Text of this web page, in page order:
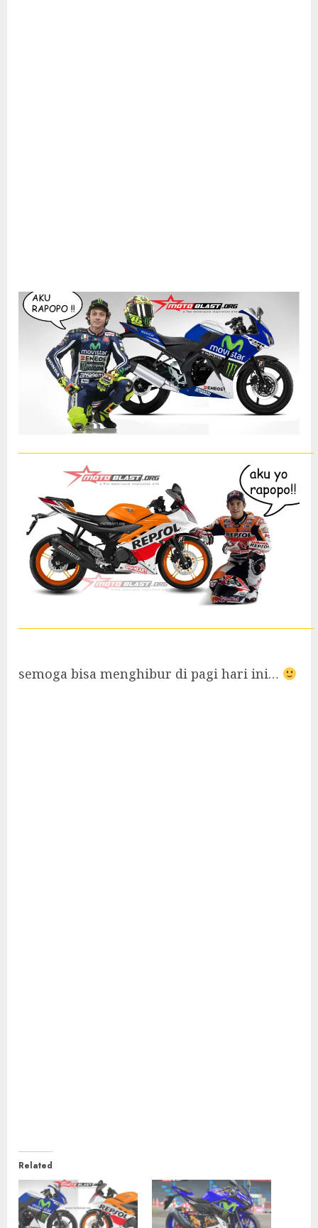
semoga bisa menghibur di pagi hari ini…
Related